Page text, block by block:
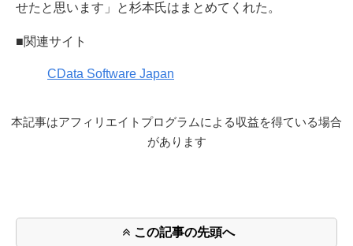
せたと思います」と杉本氏はまとめてくれた。
■関連サイト
CData Software Japan
本記事はアフィリエイトプログラムによる収益を得ている場合
があります
この記事の先頭へ